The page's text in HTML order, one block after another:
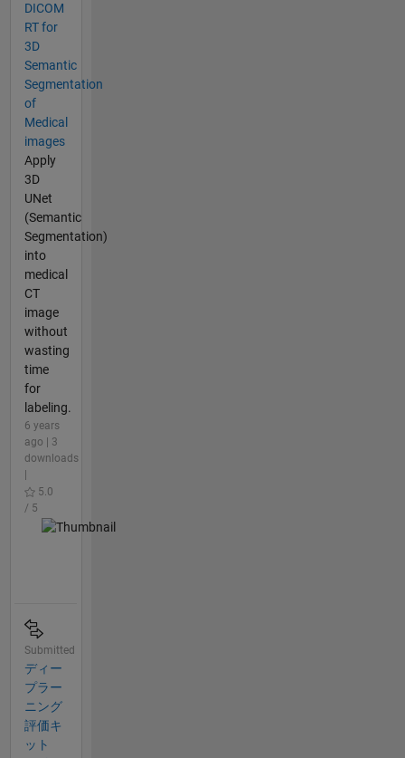
DICOM
RT for
3D
Semantic
Segmentation
of
Medical
images
Apply
3D
UNet
(Semantic
Segmentation)
into
medical
CT
image
without
wasting
time
for
labeling.
6 years
ago | 3
downloads
5.0
/ 5
Submitted
ディー
プラー
ニング
評価キ
ット